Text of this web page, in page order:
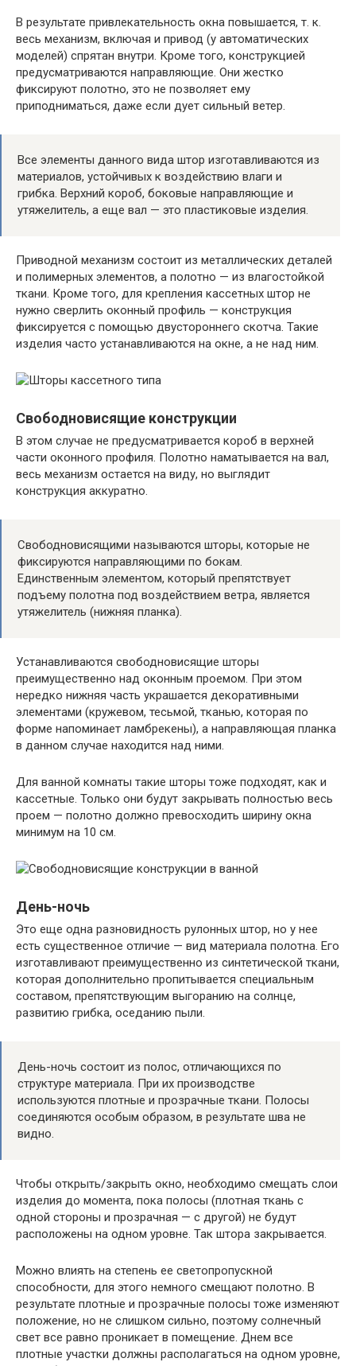
В результате привлекательность окна повышается, т. к.
весь механизм, включая и привод (у автоматических
моделей) спрятан внутри. Кроме того, конструкцией
предусматриваются направляющие. Они жестко
фиксируют полотно, это не позволяет ему
приподниматься, даже если дует сильный ветер.
Все элементы данного вида штор изготавливаются из
материалов, устойчивых к воздействию влаги и
грибка. Верхний короб, боковые направляющие и
утяжелитель, а еще вал — это пластиковые изделия.
Приводной механизм состоит из металлических деталей
и полимерных элементов, а полотно — из влагостойкой
ткани. Кроме того, для крепления кассетных штор не
нужно сверлить оконный профиль — конструкция
фиксируется с помощью двустороннего скотча. Такие
изделия часто устанавливаются на окне, а не над ним.
Свободновисящие конструкции
В этом случае не предусматривается короб в верхней
части оконного профиля. Полотно наматывается на вал,
весь механизм остается на виду, но выглядит
конструкция аккуратно.
Свободновисящими называются шторы, которые не
фиксируются направляющими по бокам.
Единственным элементом, который препятствует
подъему полотна под воздействием ветра, является
утяжелитель (нижняя планка).
Устанавливаются свободновисящие шторы
преимущественно над оконным проемом. При этом
нередко нижняя часть украшается декоративными
элементами (кружевом, тесьмой, тканью, которая по
форме напоминает ламбрекены), а направляющая планка
в данном случае находится над ними.
Для ванной комнаты такие шторы тоже подходят, как и
кассетные. Только они будут закрывать полностью весь
проем — полотно должно превосходить ширину окна
минимум на 10 см.
День-ночь
Это еще одна разновидность рулонных штор, но у нее
есть существенное отличие — вид материала полотна. Его
изготавливают преимущественно из синтетической ткани,
которая дополнительно пропитывается специальным
составом, препятствующим выгоранию на солнце,
развитию грибка, оседанию пыли.
День-ночь состоит из полос, отличающихся по
структуре материала. При их производстве
используются плотные и прозрачные ткани. Полосы
соединяются особым образом, в результате шва не
видно.
Чтобы открыть/закрыть окно, необходимо смещать слои
изделия до момента, пока полосы (плотная ткань с
одной стороны и прозрачная — с другой) не будут
расположены на одном уровне. Так штора закрывается.
Можно влиять на степень ее светопропускной
способности, для этого немного смещают полотно. В
результате плотные и прозрачные полосы тоже изменяют
положение, но не слишком сильно, поэтому солнечный
свет все равно проникает в помещение. Днем все
плотные участки должны располагаться на одном уровне,